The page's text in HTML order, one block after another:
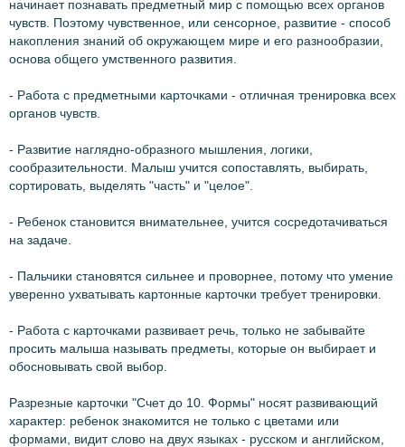
начинает познавать предметный мир с помощью всех органов
чувств. Поэтому чувственное, или сенсорное, развитие - способ
накопления знаний об окружающем мире и его разнообразии,
основа общего умственного развития.
- Работа с предметными карточками - отличная тренировка всех
органов чувств.
- Развитие наглядно-образного мышления, логики,
сообразительности. Малыш учится сопоставлять, выбирать,
сортировать, выделять "часть" и "целое".
- Ребенок становится внимательнее, учится сосредотачиваться
на задаче.
- Пальчики становятся сильнее и проворнее, потому что умение
уверенно ухватывать картонные карточки требует тренировки.
- Работа с карточками развивает речь, только не забывайте
просить малыша называть предметы, которые он выбирает и
обосновывать свой выбор.
Разрезные карточки "Счет до 10. Формы" носят развивающий
характер: ребенок знакомится не только с цветами или
формами, видит слово на двух языках - русском и английском,